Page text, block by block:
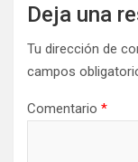
Deja una
Tu dirección de
campos
Comentario *